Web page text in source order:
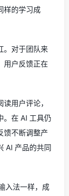
样的学习成
。对于团队来
用户反馈正在
用户评论，
。在 AI 工具仍
馈不断调整产
AI 产品的共同
入法一样，成